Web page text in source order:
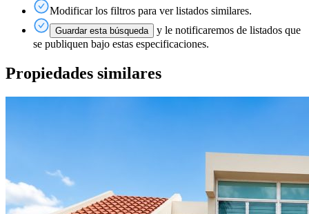
Modificar los filtros para ver listados similares.
Guardar esta búsqueda
y le notificaremos de listados que
se publiquen bajo estas especificaciones.
Propiedades similares